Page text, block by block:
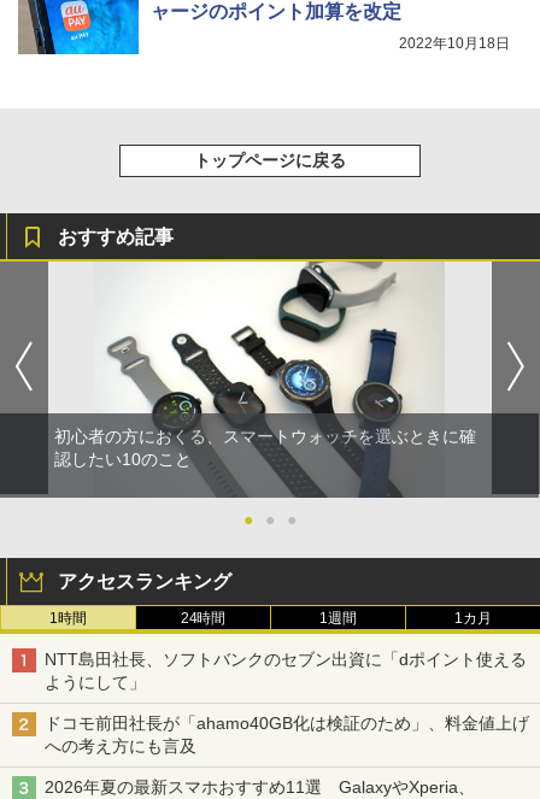
ャージのポイント加算を改定
2022年10月18日
トップページに戻る
おすすめ記事
初心者の方におくる、スマートウォッチを選ぶときに確
認したい10のこと
● ● ●
アクセスランキング
1時間 24時間 1週間 1カ月
NTT島田社長、ソフトバンクのセブン出資に「dポイント使える
ようにして」
ドコモ前田社長が「ahamo40GB化は検証のため」、料金値上げ
への考え方にも言及
2026年夏の最新スマホおすすめ11選 GalaxyやXperia、